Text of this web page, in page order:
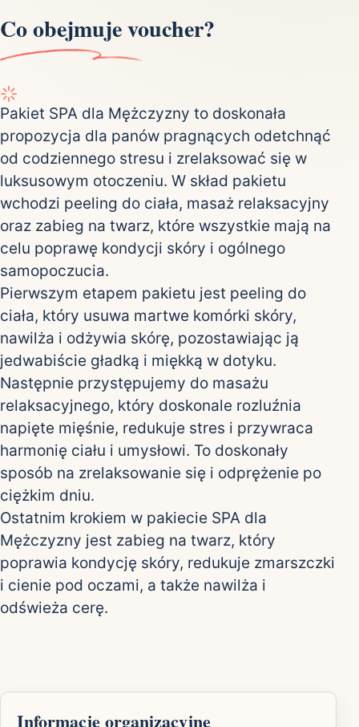
Co obejmuje voucher?
Pakiet SPA dla Mężczyzny to doskonała
propozycja dla panów pragnących odetchnąć
od codziennego stresu i zrelaksować się w
luksusowym otoczeniu. W skład pakietu
wchodzi peeling do ciała, masaż relaksacyjny
oraz zabieg na twarz, które wszystkie mają na
celu poprawę kondycji skóry i ogólnego
samopoczucia.
Pierwszym etapem pakietu jest peeling do
ciała, który usuwa martwe komórki skóry,
nawilża i odżywia skórę, pozostawiając ją
jedwabiście gładką i miękką w dotyku.
Następnie przystępujemy do masażu
relaksacyjnego, który doskonale rozluźnia
napięte mięśnie, redukuje stres i przywraca
harmonię ciału i umysłowi. To doskonały
sposób na zrelaksowanie się i odprężenie po
ciężkim dniu.
Ostatnim krokiem w pakiecie SPA dla
Mężczyzny jest zabieg na twarz, który
poprawia kondycję skóry, redukuje zmarszczki
i cienie pod oczami, a także nawilża i
odświeża cerę.
Informacje organizacyjne